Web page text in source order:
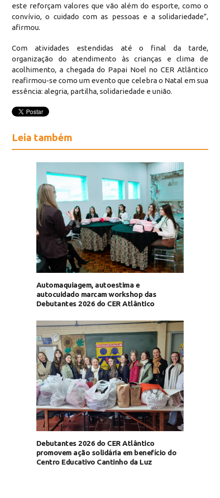
este reforçam valores que vão além do esporte, como o
convívio, o cuidado com as pessoas e a solidariedade”,
afirmou.
Com atividades estendidas até o final da tarde,
organização do atendimento às crianças e clima de
acolhimento, a chegada do Papai Noel no CER Atlântico
reafirmou-se como um evento que celebra o Natal em sua
essência: alegria, partilha, solidariedade e união.
Leia também
Automaquiagem, autoestima e
autocuidado marcam workshop das
Debutantes 2026 do CER Atlântico
Debutantes 2026 do CER Atlântico
promovem ação solidária em benefício do
Centro Educativo Cantinho da Luz